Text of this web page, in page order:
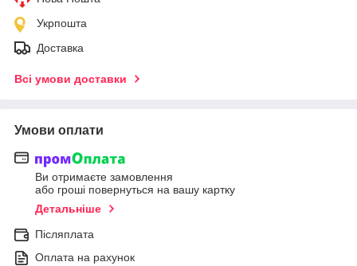
Укрпошта
Доставка
Всі умови доставки
Умови оплати
Ви отримаєте замовлення
або гроші повернуться на вашу картку
Детальніше
Післяплата
Оплата на рахунок